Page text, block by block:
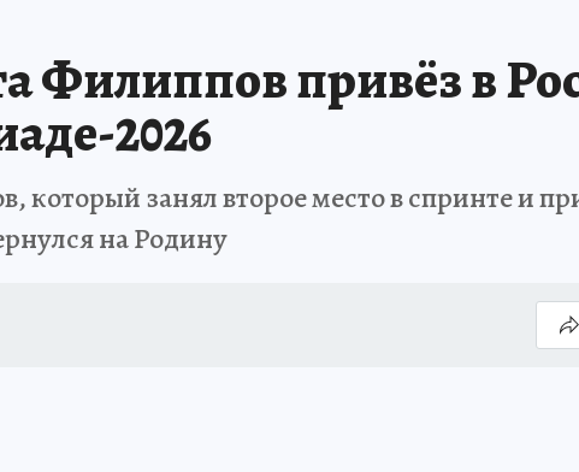
Филиппов привёз в
2026
занял второе место в спринте и
на Родину